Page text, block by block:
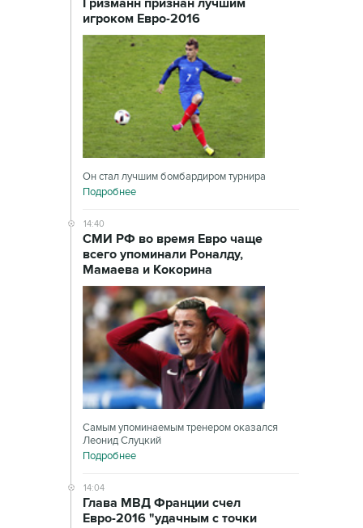
игроком Евро-2016
Он стал лучшим бомбардиром турнира
Подробнее
14:40
СМИ РФ во время Евро чаще
всего упоминали Роналду,
Мамаева и Кокорина
Самым упоминаемым тренером оказался
Леонид Слуцкий
Подробнее
14:04
Глава МВД Франции счел
Евро-2016 "удачным с точки